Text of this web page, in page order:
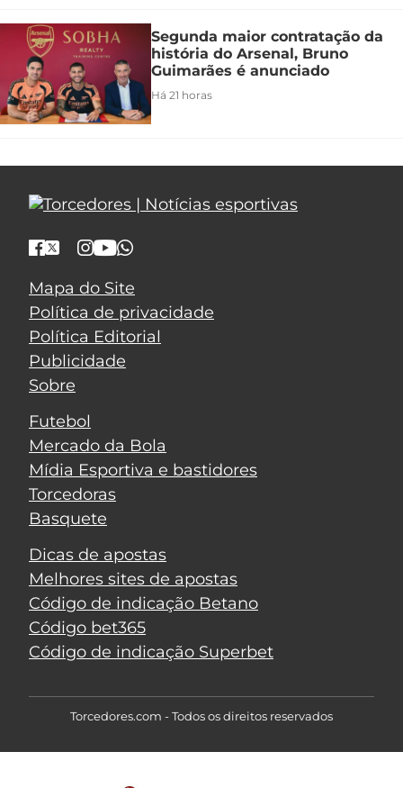
Segunda maior contratação da
história do Arsenal, Bruno
Guimarães é anunciado
Há 21 horas
Mapa do Site
Política de privacidade
Política Editorial
Publicidade
Sobre
Futebol
Mercado da Bola
Mídia Esportiva e bastidores
Torcedoras
Basquete
Dicas de apostas
Melhores sites de apostas
Código de indicação Betano
Código bet365
Código de indicação Superbet
Torcedores.com - Todos os direitos reservados